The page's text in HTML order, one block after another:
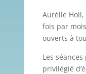
Aurélie
fois par
ouverts à
Les
privilégié